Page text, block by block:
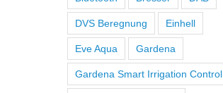
DVS Beregnung Einhell
Eve Aqua Gardena
Gardena Smart Irrigation Control